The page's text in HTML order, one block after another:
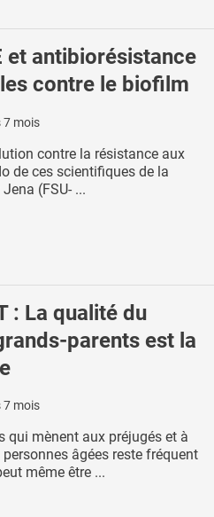
et antibiorésistance
contre le biofilm
7 mois
contre la résistance aux
de ces scientifiques de la
(FSU- ...
: La qualité du
parents est la
7 mois
qui mènent aux préjugés et à
âgées reste fréquent
même être ...